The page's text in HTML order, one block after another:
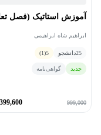
کرد.
آموزش استاتیک (فصل
ابراهیم شاه ابراهیمی
25دانشجو 5
(1)
جدید گواهی‌نامه
999,000
399,600